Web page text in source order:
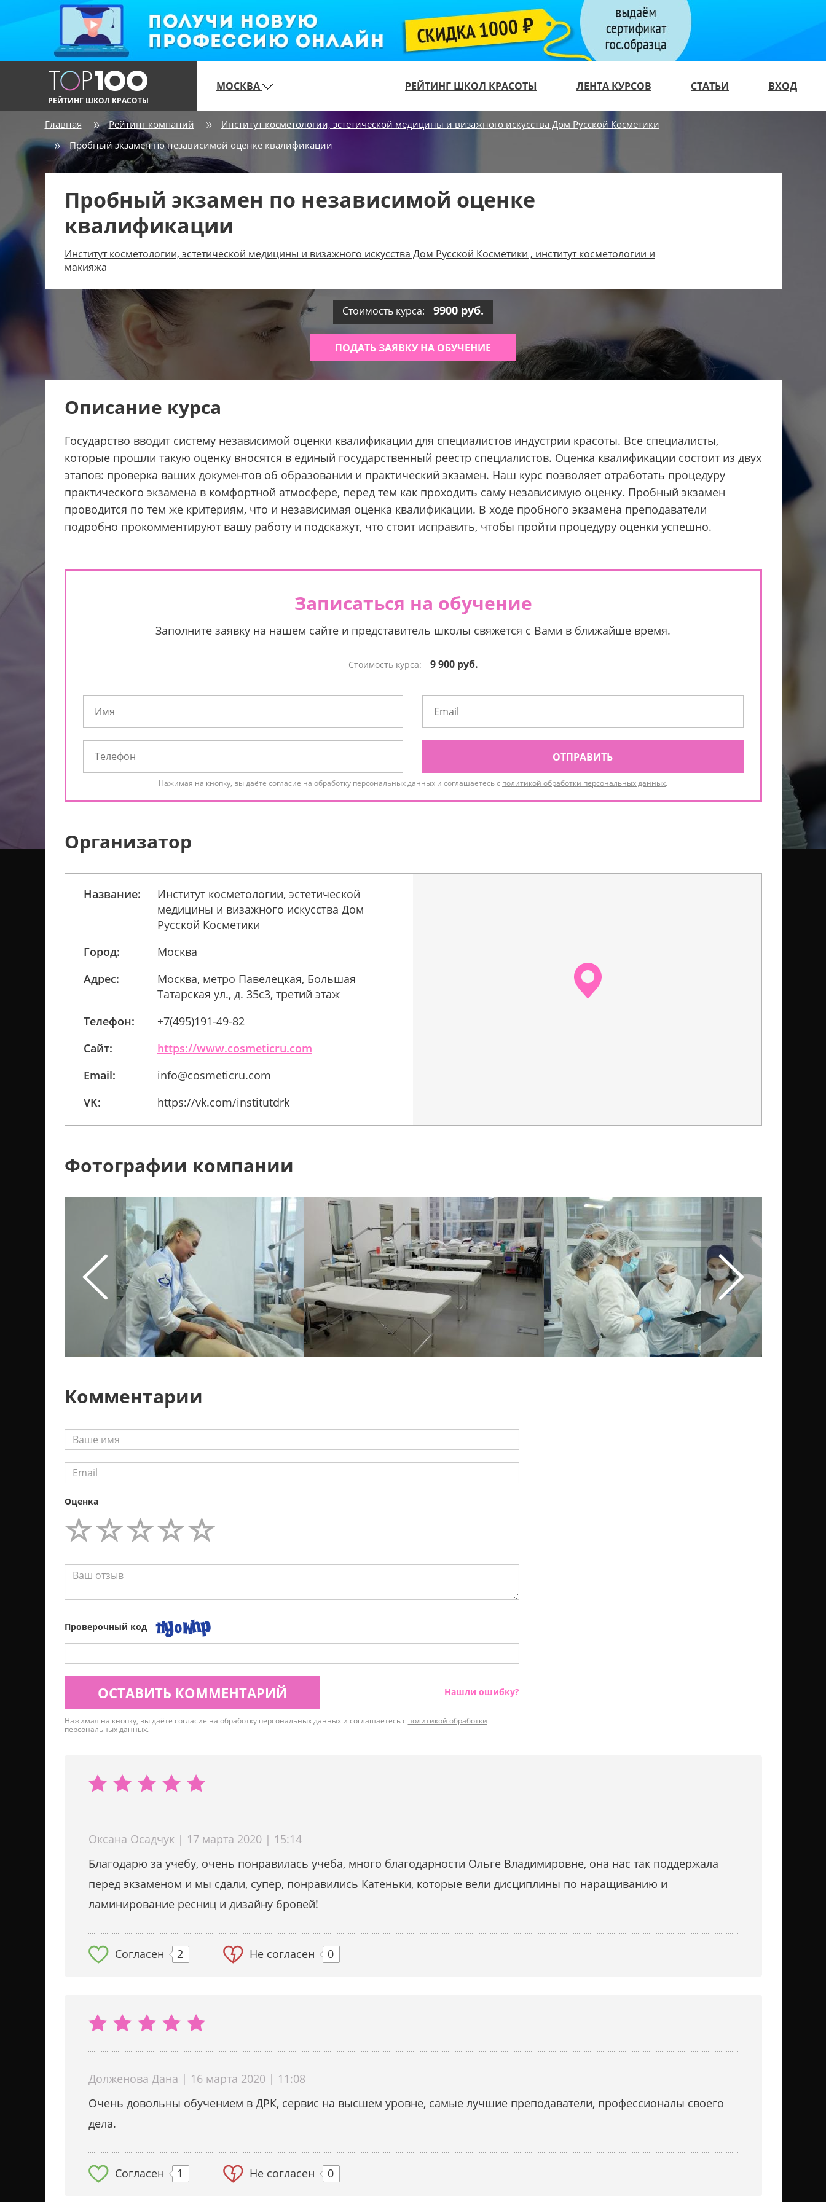
РЕЙТИНГ ШКОЛ КРАСОТЫ
МОСКВА РЕЙТИНГ ШКОЛ КРАСОТЫ ЛЕНТА КУРСОВ СТАТЬИ ВХОД
Главная Рейтинг компаний
Институт косметологии, эстетической медицины и визажного искусства Дом Русской Косметики
Пробный экзамен по независимой оценке квалификации
Пробный экзамен по независимой оценке
квалификации
Институт косметологии, эстетической медицины и визажного искусства Дом Русской Косметики , институт косметологии и
макияжа
Стоимость курса: 9900 руб.
ПОДАТЬ ЗАЯВКУ НА ОБУЧЕНИЕ
Описание курса
Государство вводит систему независимой оценки квалификации для специалистов индустрии красоты. Все специалисты,
которые прошли такую оценку вносятся в единый государственный реестр специалистов. Оценка квалификации состоит из двух
этапов: проверка ваших документов об образовании и практический экзамен. Наш курс позволяет отработать процедуру
практического экзамена в комфортной атмосфере, перед тем как проходить саму независимую оценку. Пробный экзамен
проводится по тем же критериям, что и независимая оценка квалификации. В ходе пробного экзамена преподаватели
подробно прокомментируют вашу работу и подскажут, что стоит исправить, чтобы пройти процедуру оценки успешно.
Записаться на обучение
Заполните заявку на нашем сайте и представитель школы свяжется с Вами в ближайше время.
Стоимость курса: 9 900 руб.
ОТПРАВИТЬ
Нажимая на кнопку, вы даёте согласие на обработку персональных данных и соглашаетесь с политикой обработки персональных данных.
Организатор
Название:
Институт косметологии, эстетической
медицины и визажного искусства Дом
Русской Косметики
Город:
Москва
Адрес:
Москва, метро Павелецкая, Большая
Татарская ул., д. 35с3, третий этаж
Телефон:
+7(495)191-49-82
Сайт:
https://www.cosmeticru.com
Email:
info@cosmeticru.com
VK:
https://vk.com/institutdrk
Фотографии компании
Комментарии
Оценка
Проверочный код
ОСТАВИТЬ КОММЕНТАРИЙ Нашли ошибку?
Нажимая на кнопку, вы даёте согласие на обработку персональных данных и соглашаетесь с политикой обработки
персональных данных.
Оксана Осадчук | 17 марта 2020 | 15:14
Благодарю за учебу, очень понравилась учеба, много благодарности Ольге Владимировне, она нас так поддержала
перед экзаменом и мы сдали, супер, понравились Катеньки, которые вели дисциплины по наращиванию и
ламинирование ресниц и дизайну бровей!
Согласен 2 Не согласен 0
Долженова Дана | 16 марта 2020 | 11:08
Очень довольны обучением в ДРК, сервис на высшем уровне, самые лучшие преподаватели, профессионалы своего
дела.
Согласен 1 Не согласен 0